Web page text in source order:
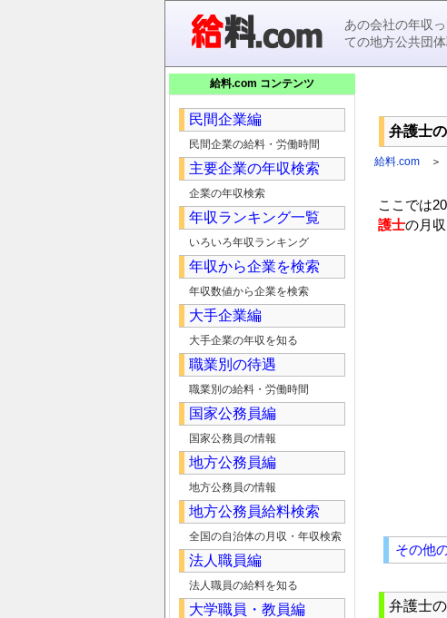
あの会社の年収
ての地方公共団
弁護士
給料.com ＞
ここでは
護士の月
その他
弁護士
給料.com コンテンツ
民間企業編
民間企業の給料・労働時間
主要企業の年収検索
企業の年収検索
年収ランキング一覧
いろいろ年収ランキング
年収から企業を検索
年収数値から企業を検索
大手企業編
大手企業の年収を知る
職業別の待遇
職業別の給料・労働時間
国家公務員編
国家公務員の情報
地方公務員編
地方公務員の情報
地方公務員給料検索
全国の自治体の月収・年収検索
法人職員編
法人職員の給料を知る
大学職員・教員編